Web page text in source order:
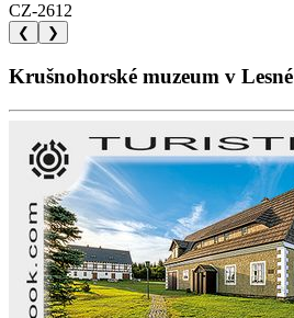
CZ-2612
❮ ❯
Krušnohorské muzeum v Lesné